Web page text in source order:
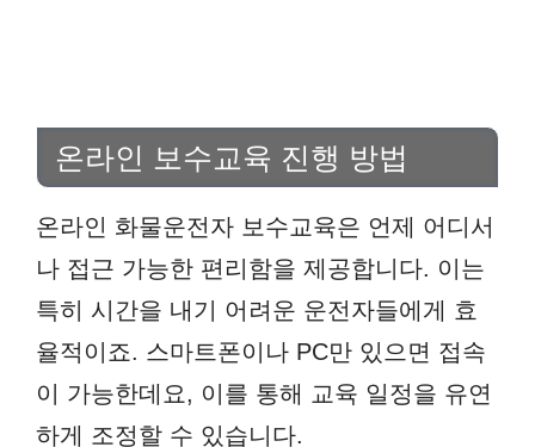
온라인 보수교육 진행 방법
온라인 화물운전자 보수교육은 언제 어디서
나 접근 가능한 편리함을 제공합니다. 이는
특히 시간을 내기 어려운 운전자들에게 효
율적이죠. 스마트폰이나 PC만 있으면 접속
이 가능한데요, 이를 통해 교육 일정을 유연
하게 조정할 수 있습니다.